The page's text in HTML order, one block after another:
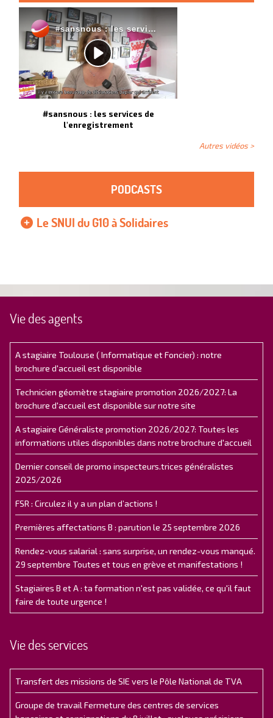
#sansnous : les services de
l'enregistrement
Autres vidéos >
PODCASTS
Le SNUI du G10 à Solidaires
Vie des agents
A stagiaire Toulouse ( Informatique et Foncier) : notre
brochure d'accueil est disponible
Technicien géomètre stagiaire promotion 2026/2027: La
brochure d'accueil est disponible sur notre site
A stagiaire Généraliste promotion 2026/2027: Toutes les
informations utiles disponibles dans notre brochure d'accueil
Dernier conseil de promo inspecteurs.trices généralistes
2025/2026
FSR : Circulez il y a un plan d’actions !
Premières affectations B : parution le 25 septembre 2026
Rendez-vous salarial : sans surprise, un rendez-vous manqué.
29 septembre Toutes et tous en grève et manifestations !
Stagiaires B et A : ta formation n'est pas validée, ce qu'il faut
faire de toute urgence !
Vie des services
Transfert des missions de SIE vers le Pôle National de TVA
Groupe de travail Fermeture des centres de services